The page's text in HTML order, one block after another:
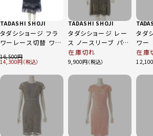
TADASHI SHOJI
タダシショージ フラ
ワーレース切替 ワン
ネイビー XS
16,500
14,300
TADASHI SHOJI
タダシショージ レー
ス ノースリーブ パー
ティドレス ワンピー
ス BLS1954MJ ブラ
在庫切れ
9,900
タダ
ワー
ス ドレス
在庫
12,100